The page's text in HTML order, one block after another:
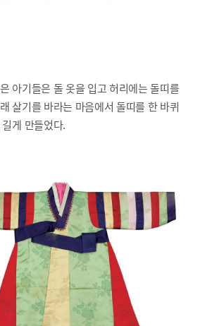
아기들은 돌 옷을 입고 허리에는 돌띠를
살기를 바라는 마음에서 돌띠를 한 바퀴
게 만들었다.